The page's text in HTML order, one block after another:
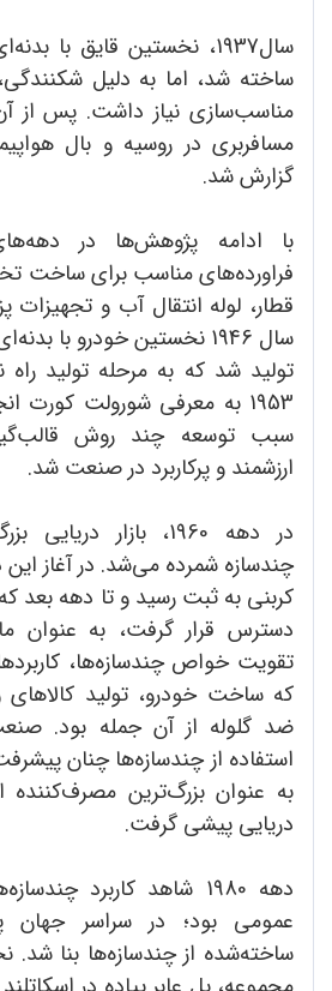
سال1937، نخستین قایق با
ساخته شد، اما به دلیل شکنندگی،
مناسب‌سازی نیاز داشت. پس از
مسافربری در روسیه و بال
گزارش شد.
فراورده‌های مناسب برای ساخت
قطار، لوله انتقال آب و
سال 1946 نخستین خودرو با
تولید شد که به مرحله تولید
1953 به معرفی شورولت کورت
سبب توسعه چند روش
ارزشمند و پرکاربرد در صنعت شد.
در دهه 1960، بازار
چندسازه شمرده می‌شد. در آغاز
کربنی به ثبت رسید و تا دهه بعد
دسترس قرار گرفت، به عنوان
تقویت خواص چندسازه‌ها،
که ساخت خودرو، تولید
ضد گلوله از آن جمله بود.
استفاده از چندسازه‌ها چنان
به عنوان بزرگ‌ترین مصرف‌کننده
دریایی پیشی گرفت.
دهه 1980 شاهد کاربرد
عمومی بود؛ در سراسر جهان
ساخته‌شده از چندسازه‌ها بنا شد.